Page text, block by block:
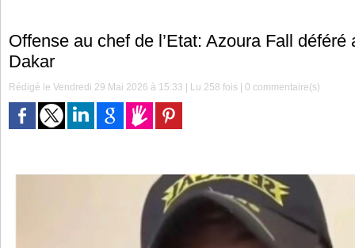
Offense au chef de l’Etat: Azoura Fall déféré
Dakar
Rédigé le Vendredi 29 Mai 2026 à 15:33 | Lu 258 fois |0 commentaire(s)